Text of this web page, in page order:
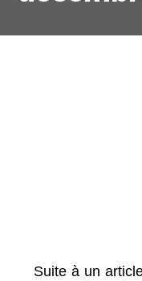
Suite à un